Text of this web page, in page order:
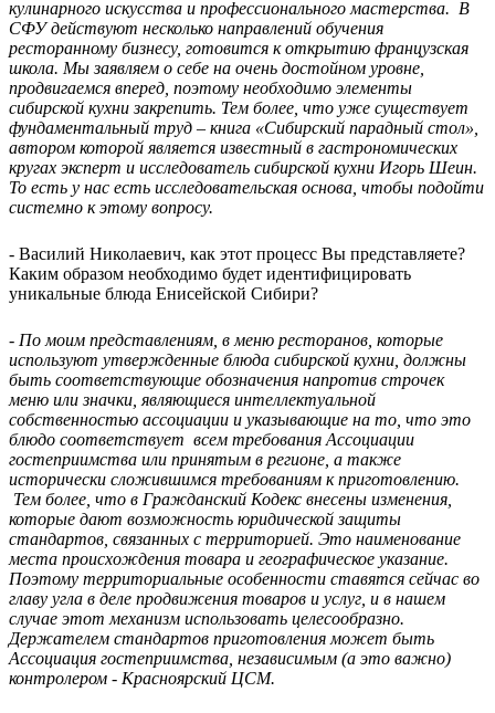
кулинарного искусства и профессионального мастерства. В
СФУ действуют несколько направлений обучения
ресторанному бизнесу, готовится к открытию французская
школа. Мы заявляем о себе на очень достойном уровне,
продвигаемся вперед, поэтому необходимо элементы
сибирской кухни закрепить. Тем более, что уже существует
фундаментальный труд – книга «Сибирский парадный стол»,
автором которой является известный в гастрономических
кругах эксперт и исследователь сибирской кухни Игорь Шеин.
То есть у нас есть исследовательская основа, чтобы подойти
системно к этому вопросу.
- Василий Николаевич, как этот процесс Вы представляете?
Каким образом необходимо будет идентифицировать
уникальные блюда Енисейской Сибири?
- По моим представлениям, в меню ресторанов, которые
используют утвержденные блюда сибирской кухни, должны
быть соответствующие обозначения напротив строчек
меню или значки, являющиеся интеллектуальной
собственностью ассоциации и указывающие на то, что это
блюдо соответствует всем требования Ассоциации
гостеприимства или принятым в регионе, а также
исторически сложившимся требованиям к приготовлению.
Тем более, что в Гражданский Кодекс внесены изменения,
которые дают возможность юридической защиты
стандартов, связанных с территорией. Это наименование
места происхождения товара и географическое указание.
Поэтому территориальные особенности ставятся сейчас во
главу угла в деле продвижения товаров и услуг, и в нашем
случае этот механизм использовать целесообразно.
Держателем стандартов приготовления может быть
Ассоциация гостеприимства, независимым (а это важно)
контролером - Красноярский ЦСМ.